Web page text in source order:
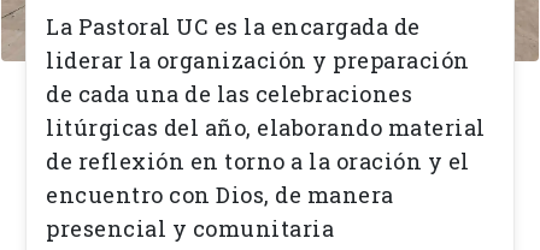
La Pastoral UC es la encargada de
liderar la organización y preparación
de cada una de las celebraciones
litúrgicas del año, elaborando material
de reflexión en torno a la oración y el
encuentro con Dios, de manera
presencial y comunitaria